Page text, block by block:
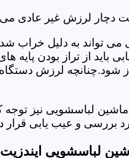
دچار لرزش غیر عادی
تواند به دلیل خراب
باید از تراز بودن
شود.چنانچه لرزش
لباسشویی نیز توجه
بررسی و عیب یابی قرار
لباسشویی ایندزیت